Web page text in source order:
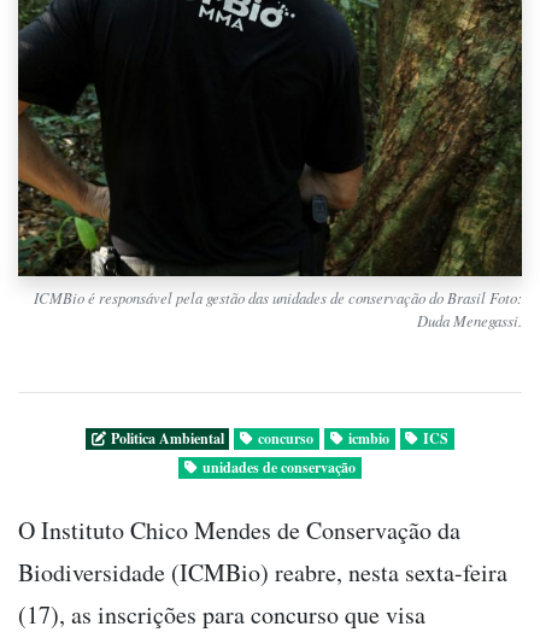
ICMBio é responsável pela gestão das unidades de conservação do Brasil Foto:
Duda Menegassi.
Politica Ambiental concurso icmbio
ICS
unidades de conservação
O Instituto Chico Mendes de Conservação da
Biodiversidade (ICMBio) reabre, nesta sexta-feira
(17), as inscrições para concurso que visa